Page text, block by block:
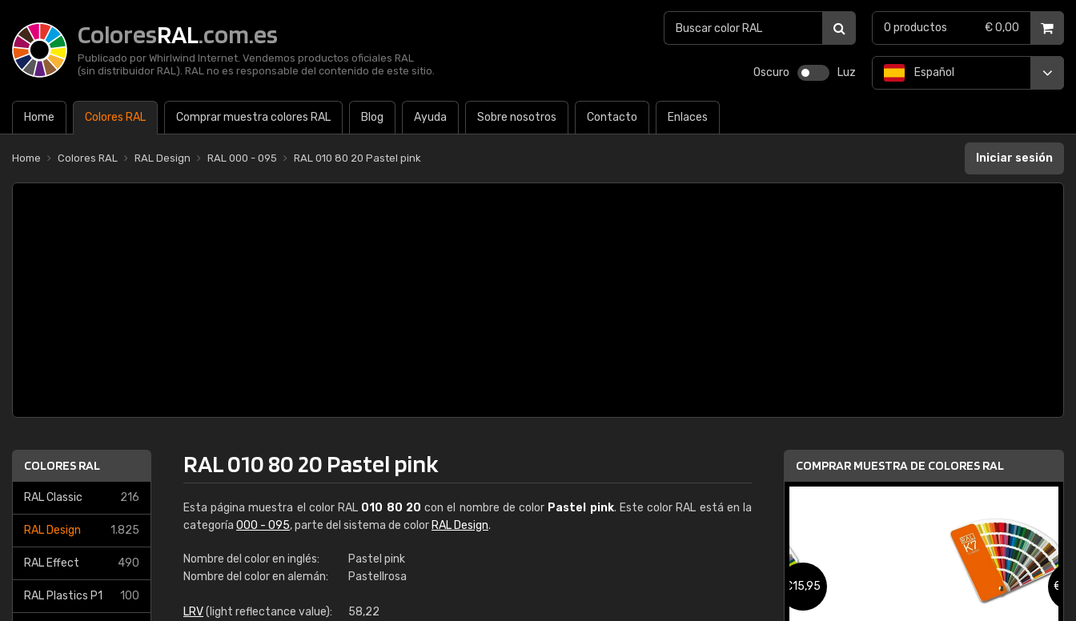
ColoresRAL.com.es
Publicado por Whirlwind Internet. Vendemos productos oficiales RAL
(sin distribuidor RAL). RAL no es responsable del contenido de este sitio.
Oscuro Luz
Home Colores RAL Comprar muestra colores RAL Blog Ayuda Sobre nosotros Contacto Enlaces
Español
0 productos € 0,00
Home Colores RAL RAL Design RAL 000 - 095 RAL 010 80 20 Pastel pink Iniciar sesión
COLORES RAL
RAL Classic 216
RAL Design 1.825
RAL Effect 490
RAL Plastics P1 100
RAL 010 80 20 Pastel pink
Esta página muestra el color RAL 010 80 20 con el nombre de color Pastel pink. Este color RAL está en la
categoría 000 - 095, parte del sistema de color RAL Design.
Nombre del color en inglés:
Pastel pink
Nombre del color en alemán:
Pastellrosa
LRV(light reflectance value): 58,22
COMPRAR MUESTRA DE COLORES RAL
€15,95